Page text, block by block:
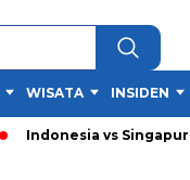
WISATA INSIDEN
Indonesia vs Singapura